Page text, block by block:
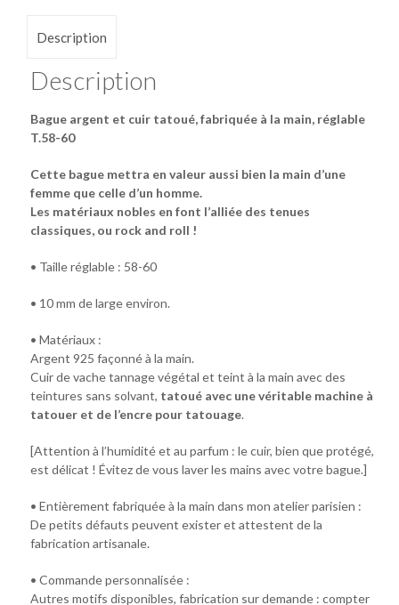
Description
Description
Bague argent et cuir tatoué, fabriquée à la main, réglable
T.58-60
Cette bague mettra en valeur aussi bien la main d’une
femme que celle d’un homme.
Les matériaux nobles en font l’alliée des tenues
classiques, ou rock and roll !
• Taille réglable : 58-60
• 10 mm de large environ.
• Matériaux :
Argent 925 façonné à la main.
Cuir de vache tannage végétal et teint à la main avec des
teintures sans solvant, tatoué avec une véritable machine à
tatouer et de l’encre pour tatouage.
[Attention à l’humidité et au parfum : le cuir, bien que protégé,
est délicat ! Évitez de vous laver les mains avec votre bague.]
• Entièrement fabriquée à la main dans mon atelier parisien :
De petits défauts peuvent exister et attestent de la
fabrication artisanale.
• Commande personnalisée :
Autres motifs disponibles, fabrication sur demande : compter